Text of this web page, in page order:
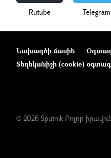
Rutube Telegram
Նախագծի մասին
Տեղեկանիշի (cookie)
© 2026 Sputnik Բոլոր